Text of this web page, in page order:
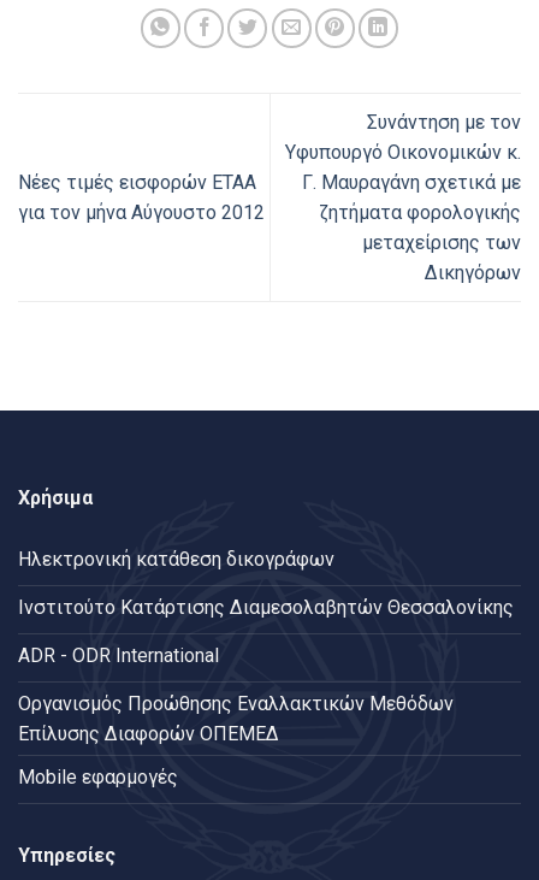
Νέες τιμές εισφορών ΕΤΑΑ
για τον μήνα Αύγουστο 2012
Συνάντηση με τον
Υφυπουργό Οικονομικών κ.
Γ. Μαυραγάνη σχετικά με
ζητήματα φορολογικής
μεταχείρισης των
Δικηγόρων
Χρήσιμα
Ηλεκτρονική κατάθεση δικογράφων
Ινστιτούτο Κατάρτισης Διαμεσολαβητών Θεσσαλονίκης
ADR - ODR International
Oργανισμός Προώθησης Εναλλακτικών Μεθόδων
Επίλυσης Διαφορών ΟΠΕΜΕΔ
Mobile εφαρμογές
Υπηρεσίες